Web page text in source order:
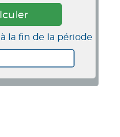
la fin de la période